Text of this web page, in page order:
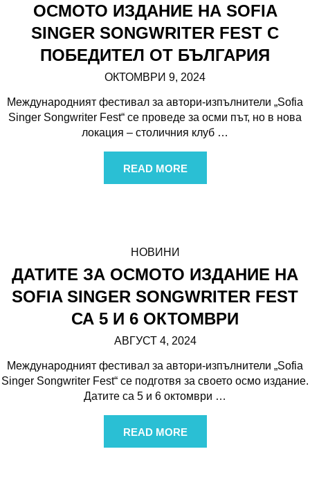
ОСМОТО ИЗДАНИЕ НА SOFIA
SINGER SONGWRITER FEST С
ПОБЕДИТЕЛ ОТ БЪЛГАРИЯ
ОКТОМВРИ 9, 2024
Международният фестивал за автори-изпълнители „Sofia
Singer Songwriter Fest“ се проведе за осми път, но в нова
локация – столичния клуб …
READ MORE
НОВИНИ
ДАТИТЕ ЗА ОСМОТО ИЗДАНИЕ НА
SOFIA SINGER SONGWRITER FEST
СА 5 И 6 ОКТОМВРИ
АВГУСТ 4, 2024
Международният фестивал за автори-изпълнители „Sofia
Singer Songwriter Fest“ се подготвя за своето осмо издание.
Датите са 5 и 6 октомври …
READ MORE